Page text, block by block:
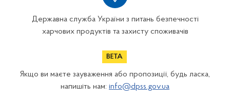
Державна служба України з питань безпечності
харчових продуктів та захисту споживачів
Якщо ви маєте зауваження або пропозиції, будь ласка,
напишіть нам: info@dpss.gov.ua